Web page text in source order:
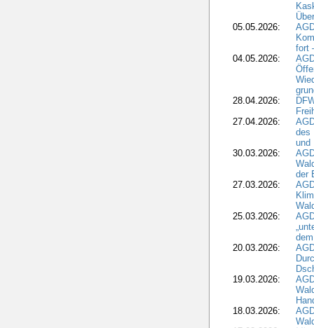
05.05.2026:
fort
04.05.2026:
28.04.2026:
27.04.2026:
des
und
30.03.2026:
der
27.03.2026:
25.03.2026:
20.03.2026:
19.03.2026:
18.03.2026: